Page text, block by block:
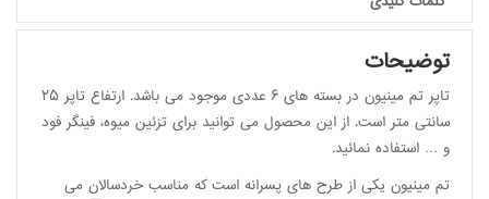
توضیحات
تاپر تم مینیون در بسته های ۶ عددی موجود می باشد. ارتفاع تاپر ۲۵
سانتی متر است. از این محصول می توانید برای تزئین میوه، فینگر فود
و … استفاده نمائید.
تم مینیون یکی از طرح های پسرانه است که مناسب خردسالان می